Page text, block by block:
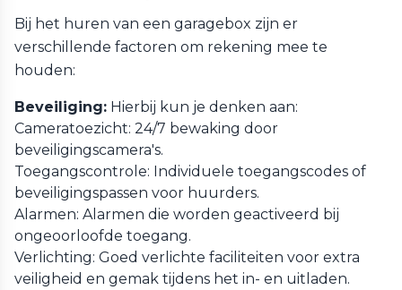
Bij het huren van een garagebox zijn er
verschillende factoren om rekening mee te
houden:
Beveiliging: Hierbij kun je denken aan:
Cameratoezicht: 24/7 bewaking door
beveiligingscamera's.
Toegangscontrole: Individuele toegangscodes of
beveiligingspassen voor huurders.
Alarmen: Alarmen die worden geactiveerd bij
ongeoorloofde toegang.
Verlichting: Goed verlichte faciliteiten voor extra
veiligheid en gemak tijdens het in- en uitladen.